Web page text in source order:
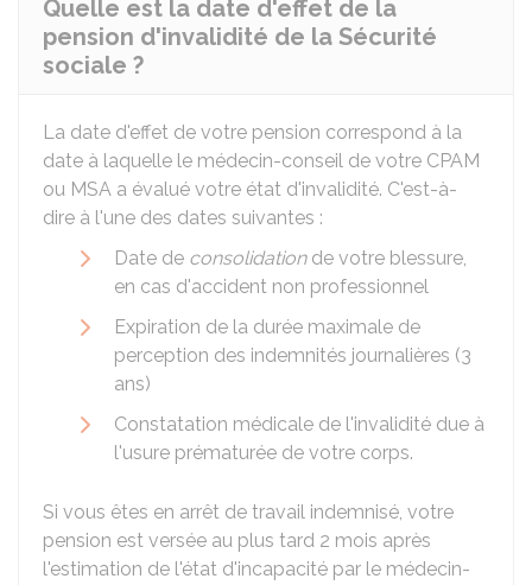
Quelle est la date d'effet de la
pension d'invalidité de la Sécurité
sociale ?
La date d'effet de votre pension correspond à la
date à laquelle le médecin-conseil de votre CPAM
ou MSA a évalué votre état d'invalidité. C'est-à-
dire à l'une des dates suivantes :
Date de consolidationde votre blessure,
en cas d'accident non professionnel
Expiration de la durée maximale de
perception des indemnités journalières (3
ans)
Constatation médicale de l'invalidité due à
l'usure prématurée de votre corps.
Si vous êtes en arrêt de travail indemnisé, votre
pension est versée au plus tard 2 mois après
l'estimation de l'état d'incapacité par le médecin-